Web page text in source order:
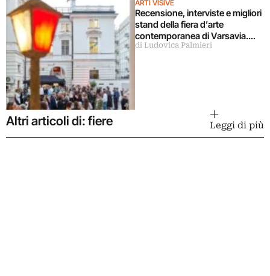
ARTI VISIVE
Recensione, interviste e migliori
stand della fiera d’arte
contemporanea di Varsavia.
Che cresce
di Ludovica Palmieri
Altri articoli di: fiere Leggi di più